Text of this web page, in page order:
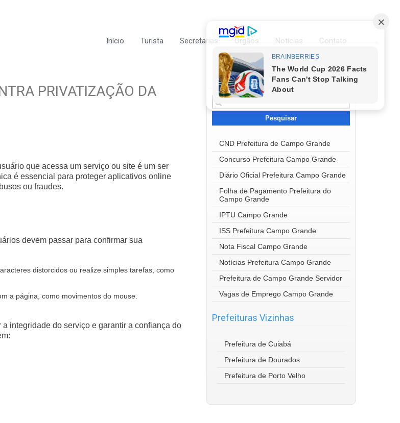
Início Turista Secretarias Órgãos Notícias Contato
PRIVATIZAÇÃO DA
que acessa um serviço ou site é um ser
é essencial para proteger aplicativos online
ou fraudes.
devem passar para confirmar sua
distorcidos ou realize simples tarefas, como
a página, como movimentos do mouse.
integridade do serviço e garantir a confiança do
Pesquisar
por:
CND Prefeitura de Campo Grande
Concurso Prefeitura Campo Grande
Diário Oficial Prefeitura Campo Grande
Folha de Pagamento Prefeitura do
Campo Grande
IPTU Campo Grande
ISS Prefeitura Campo Grande
Nota Fiscal Campo Grande
Notícias Prefeitura Campo Grande
Prefeitura de Campo Grande Servidor
Vagas de Emprego Campo Grande
Prefeituras Vizinhas
Prefeitura de Cuiabá
Prefeitura de Dourados
Prefeitura de Porto Velho